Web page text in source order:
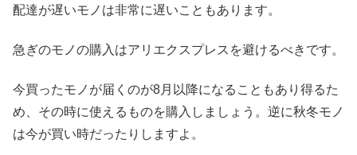
配達が遅いモノは非常に遅いこともあります。
急ぎのモノの購入はアリエクスプレスを避けるべきです。
今買ったモノが届くのが8月以降になることもあり得るた
め、その時に使えるものを購入しましょう。逆に秋冬モノ
は今が買い時だったりしますよ。